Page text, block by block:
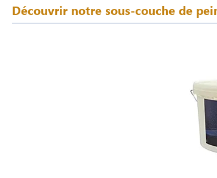
Découvrir notre sous-couche de